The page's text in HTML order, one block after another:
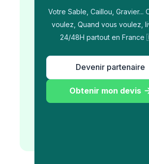
Votre Sable, Caillou, Gravier...
voulez, Quand vous voulez,
24/48H partout en
Devenir partenaire
Obtenir mon devis